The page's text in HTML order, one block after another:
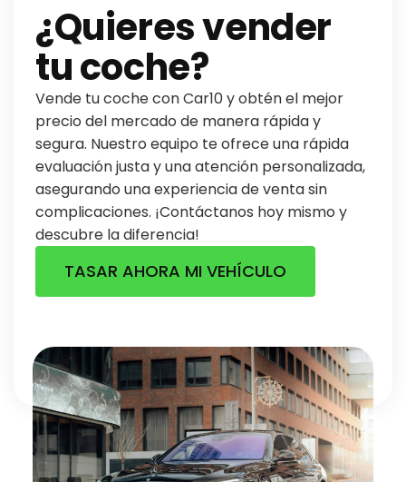
¿Quieres vender
tu coche?
Vende tu coche con Car10 y obtén el mejor
precio del mercado de manera rápida y
segura. Nuestro equipo te ofrece una rápida
evaluación justa y una atención personalizada,
asegurando una experiencia de venta sin
complicaciones. ¡Contáctanos hoy mismo y
descubre la diferencia!
TASAR AHORA MI VEHÍCULO